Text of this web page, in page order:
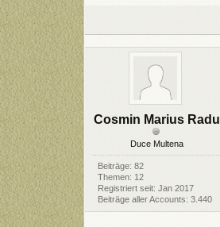
Cosmin Marius Radu
Duce Multena
Beiträge: 82
Themen: 12
Registriert seit: Jan 2017
Beiträge aller Accounts: 3.440